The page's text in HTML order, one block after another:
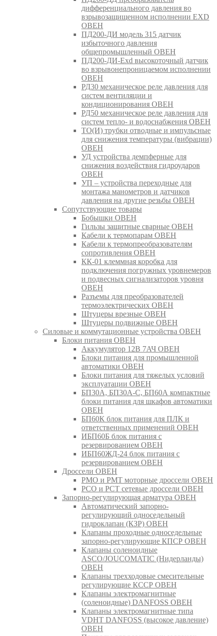
дифференциального давления во
взрывозащищенном исполнении EXD
ОВЕН
ПД200-ДИ модель 315 датчик
избыточного давления
общепромышленный ОВЕН
ПД200-ДИ-Exd высокоточный датчик
во взрывонепроницаемом исполнении
ОВЕН
РД30 механическое реле давления для
систем вентиляции и
кондиционирования ОВЕН
РД50 механическое реле давления для
систем тепло- и водоснабжения ОВЕН
ТО(И) трубки отводные и импульсные
для снижения температуры (вибрации)
ОВЕН
УД устройства демпферные для
снижения воздействия гидроударов
ОВЕН
УП – устройства переходные для
монтажа манометров и датчиков
давления на другие резьбы ОВЕН
Сопутствующие товары
Бобышки ОВЕН
Гильзы защитные сварные ОВЕН
Кабели к термопарам ОВЕН
Кабели к термопреобразователям
сопротивления ОВЕН
КК-01 клеммная коробка для
подключения погружных уровнемеров
и подвесных сигнализаторов уровня
ОВЕН
Разъемы для преобразователей
термоэлектрических ОВЕН
Штуцеры врезные ОВЕН
Штуцеры подвижные ОВЕН
Силовые и коммутационные устройства ОВЕН
Блоки питания ОВЕН
Аккумулятор 12В 7АЧ ОВЕН
Блоки питания для промышленной
автоматики ОВЕН
Блоки питания для тяжелых условий
эксплуатации ОВЕН
БП30А, БП30А-С, БП60А компактные
блоки питания для шкафов автоматики
ОВЕН
БП60К блок питания для ПЛК и
ответственных применений ОВЕН
ИБП60Б блок питания с
резервированием ОВЕН
ИБП60ЖД-24 блок питания с
резервированием ОВЕН
Дроссели ОВЕН
РМО и РМТ моторные дроссели ОВЕН
РСО и РСТ сетевые дроссели ОВЕН
Запорно-регулирующая арматура ОВЕН
Автоматический запорно-
регулирующий односедельный
гидроклапан (КЗР) ОВЕН
Клапаны проходные односедельные
запорно-регулирующие КПСР ОВЕН
Клапаны соленоидные
ASCO/JOUCOMATIC (Нидерланды)
ОВЕН
Клапаны трехходовые смесительные
регулирующие КССР ОВЕН
Клапаны электромагнитные
(соленоидные) DANFOSS ОВЕН
Клапаны электромагнитные типа
VDHT DANFOSS (высокое давление)
ОВЕН